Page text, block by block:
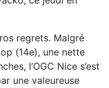
regrets. Malgré
(14e), une nette
l’OGC Nice s’est
une valeureuse